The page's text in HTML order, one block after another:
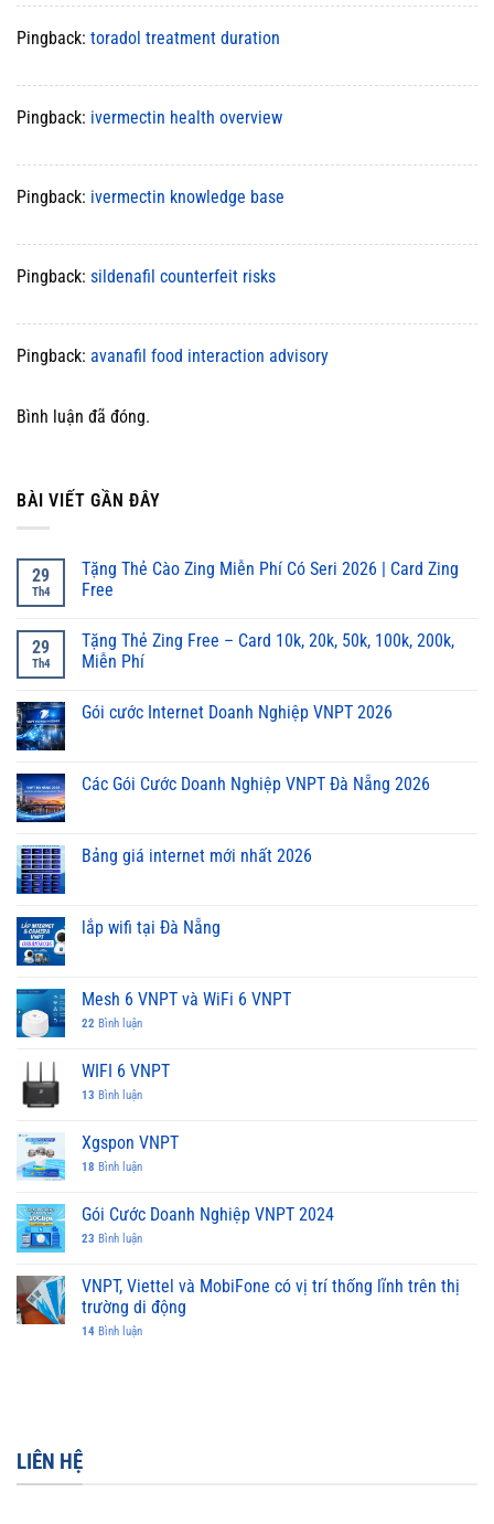
Pingback: toradol treatment duration
Pingback: ivermectin health overview
Pingback: ivermectin knowledge base
Pingback: sildenafil counterfeit risks
Pingback: avanafil food interaction advisory
Bình luận đã đóng.
BÀI VIẾT GẦN ĐÂY
29
Th4
Tặng Thẻ Cào Zing Miễn Phí Có Seri 2026 | Card Zing
Free
29
Th4
Tặng Thẻ Zing Free – Card 10k, 20k, 50k, 100k, 200k,
Miễn Phí
Gói cước Internet Doanh Nghiệp VNPT 2026
Các Gói Cước Doanh Nghiệp VNPT Đà Nẵng 2026
Bảng giá internet mới nhất 2026
lắp wifi tại Đà Nẵng
Mesh 6 VNPT và WiFi 6 VNPT
22 Bình luận
WIFI 6 VNPT
13 Bình luận
Xgspon VNPT
18 Bình luận
Gói Cước Doanh Nghiệp VNPT 2024
23 Bình luận
VNPT, Viettel và MobiFone có vị trí thống lĩnh trên thị
trường di động
14 Bình luận
LIÊN HỆ